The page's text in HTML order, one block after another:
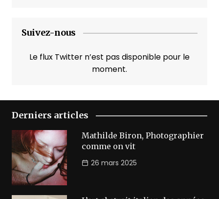
Suivez-nous
Le flux Twitter n’est pas disponible pour le
moment.
Derniers articles
Mathilde Biron, Photographier
comme on vit
26 mars 2025